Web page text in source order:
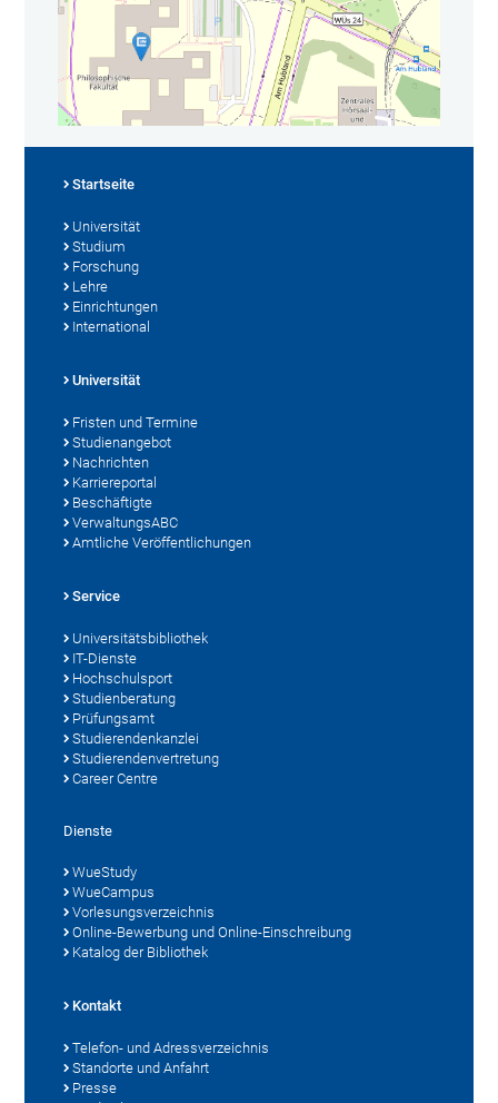
Startseite
Universität
Studium
Forschung
Lehre
Einrichtungen
International
Universität
Fristen und Termine
Studienangebot
Nachrichten
Karriereportal
Beschäftigte
VerwaltungsABC
Amtliche Veröffentlichungen
Service
Universitätsbibliothek
IT-Dienste
Hochschulsport
Studienberatung
Prüfungsamt
Studierendenkanzlei
Studierendenvertretung
Career Centre
Dienste
WueStudy
WueCampus
Vorlesungsverzeichnis
Online-Bewerbung und Online-Einschreibung
Katalog der Bibliothek
Kontakt
Telefon- und Adressverzeichnis
Standorte und Anfahrt
Presse